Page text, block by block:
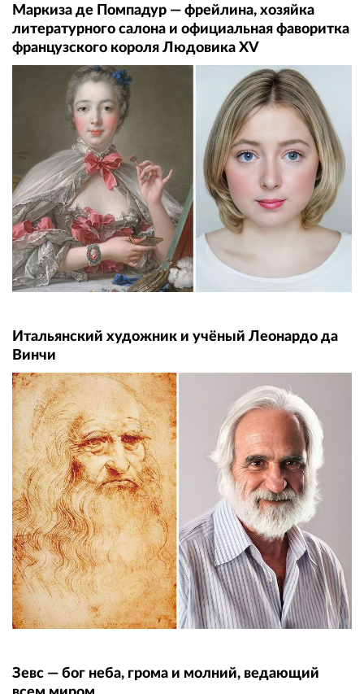
Маркиза де Помпадур — фрейлина, хозяйка
литературного салона и официальная фаворитка
французского короля Людовика XV
Итальянский художник и учёный Леонардо да
Винчи
Зевс — бог неба, грома и молний, ведающий